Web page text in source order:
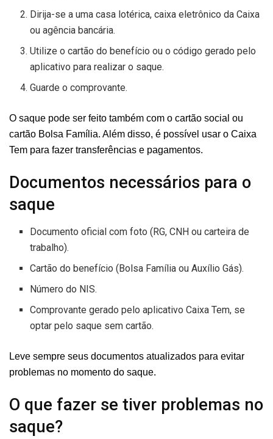
Dirija-se a uma casa lotérica, caixa eletrônico da Caixa
ou agência bancária.
Utilize o cartão do benefício ou o código gerado pelo
aplicativo para realizar o saque.
Guarde o comprovante.
O saque pode ser feito também com o cartão social ou
cartão Bolsa Família. Além disso, é possível usar o Caixa
Tem para fazer transferências e pagamentos.
Documentos necessários para o
saque
Documento oficial com foto (RG, CNH ou carteira de
trabalho).
Cartão do benefício (Bolsa Família ou Auxílio Gás).
Número do NIS.
Comprovante gerado pelo aplicativo Caixa Tem, se
optar pelo saque sem cartão.
Leve sempre seus documentos atualizados para evitar
problemas no momento do saque.
O que fazer se tiver problemas no
saque?